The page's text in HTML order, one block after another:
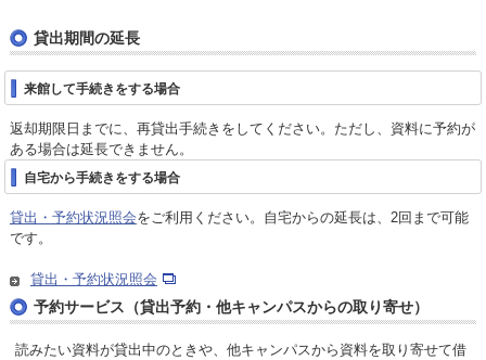
貸出期間の延長
来館して手続きをする場合
返却期限日までに、再貸出手続きをしてください。ただし、資料に予約が
ある場合は延長できません。
自宅から手続きをする場合
貸出・予約状況照会をご利用ください。自宅からの延長は、2回まで可能
です。
貸出・予約状況照会
予約サービス（貸出予約・他キャンパスからの取り寄せ）
読みたい資料が貸出中のときや、他キャンパスから資料を取り寄せて借